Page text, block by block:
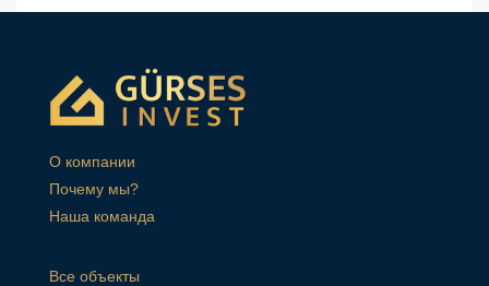
О компании
Почему мы?
Наша команда
Все объекты